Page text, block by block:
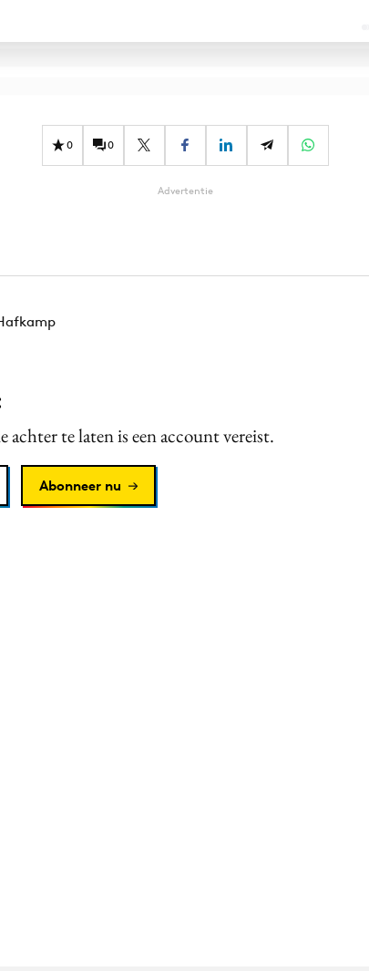
0 0
Advertentie
achter te laten is een account vereist.
Abonneer nu